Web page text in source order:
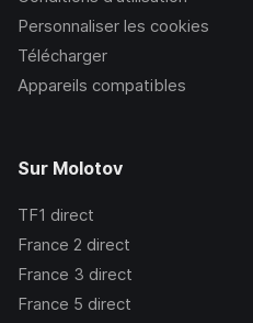
Personnaliser les cookies
Télécharger
Appareils compatibles
Sur Molotov
TF1 direct
France 2 direct
France 3 direct
France 5 direct